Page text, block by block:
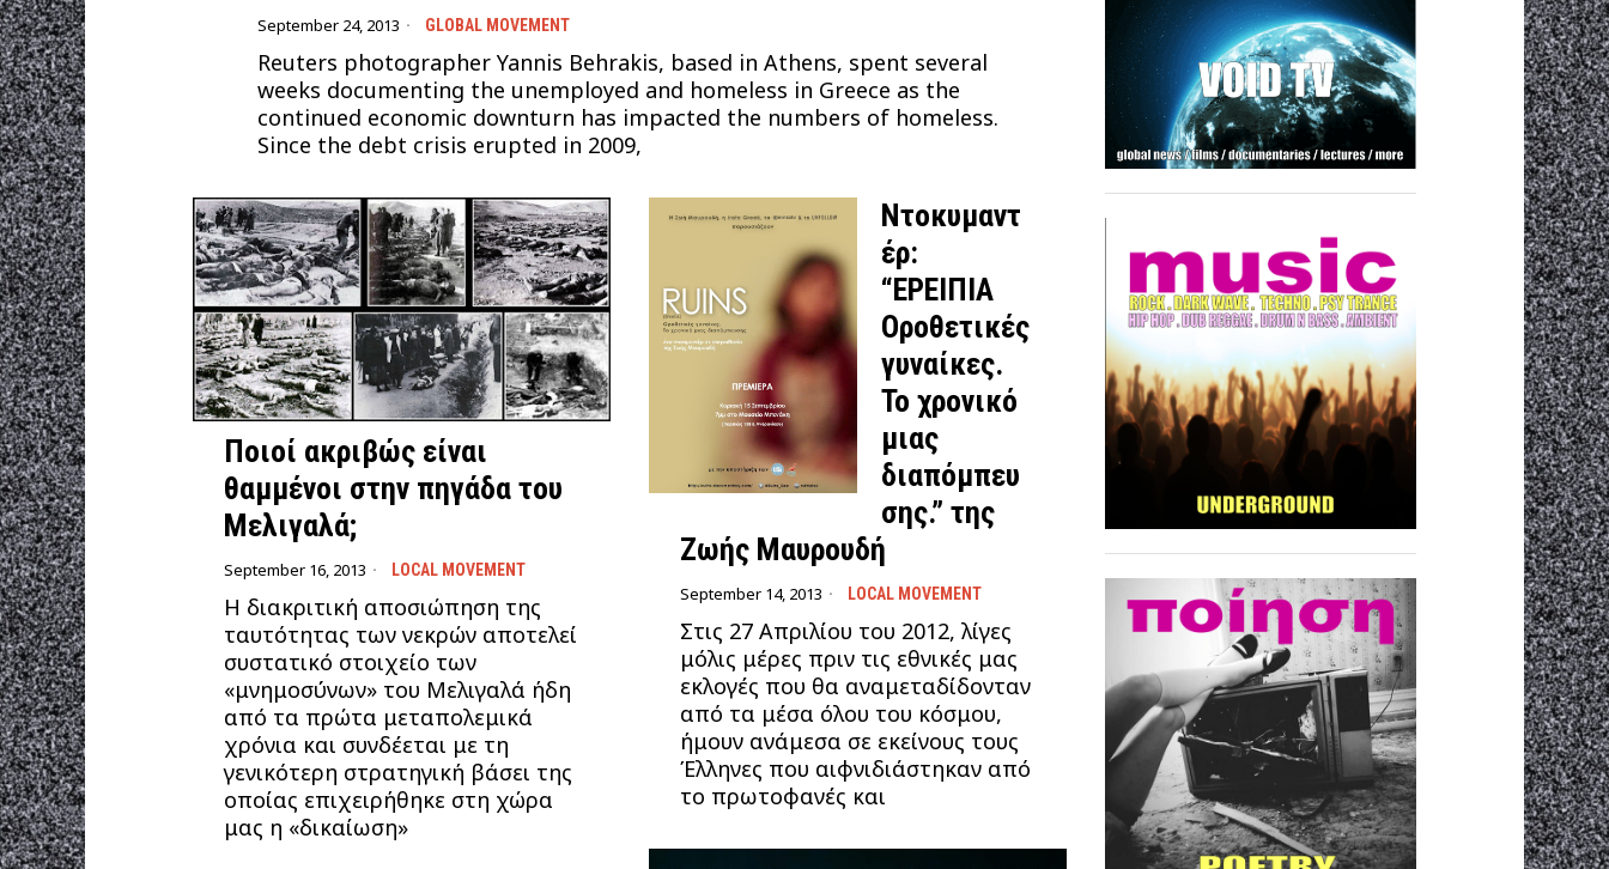
September 24, 2013 GLOBAL MOVEMENT
Reuters photographer Yannis Behrakis, based in Athens, spent several
weeks documenting the unemployed and homeless in Greece as the
continued economic downturn has impacted the numbers of homeless.
Since the debt crisis erupted in 2009,
Ποιοί ακριβώς είναι
θαμμένοι στην πηγάδα του
Μελιγαλά;
September 16, 2013 LOCAL MOVEMENT
Η διακριτική αποσιώπηση της
ταυτότητας των νεκρών αποτελεί
συστατικό στοιχείο των
«μνημοσύνων» του Μελιγαλά ήδη
από τα πρώτα μεταπολεμικά
χρόνια και συνδέεται με τη
γενικότερη στρατηγική βάσει της
οποίας επιχειρήθηκε στη χώρα
μας η «δικαίωση»
Ντοκυμαντ
έρ:
“EΡΕΙΠΙΑ
Οροθετικές
γυναίκες.
Το χρονικό
μιας
διαπόμπευ
σης.” της
Ζωής Μαυρουδή
September 14, 2013 LOCAL MOVEMENT
Στις 27 Απριλίου του 2012, λίγες
μόλις μέρες πριν τις εθνικές μας
εκλογές που θα αναμεταδίδονταν
από τα μέσα όλου του κόσμου,
ήμουν ανάμεσα σε εκείνους τους
Έλληνες που αιφνιδιάστηκαν από
το πρωτοφανές και